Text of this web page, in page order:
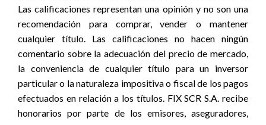
Las calificaciones representan una opinión y no son una
recomendación para comprar, vender o mantener
cualquier título. Las calificaciones no hacen ningún
comentario sobre la adecuación del precio de mercado,
la conveniencia de cualquier título para un inversor
particular o la naturaleza impositiva o fiscal de los pagos
efectuados en relación a los títulos. FIX SCR S.A. recibe
honorarios por parte de los emisores, aseguradores,